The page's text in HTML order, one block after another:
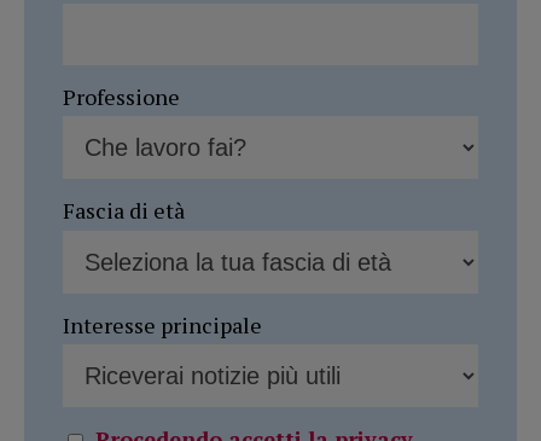
Professione
Fascia di età
Interesse principale